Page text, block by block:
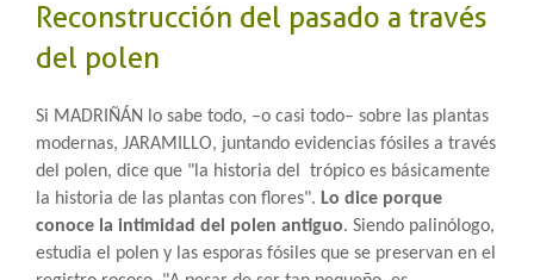
Reconstrucción del pasado a través
del polen
Si MADRIÑÁN lo sabe todo, –o casi todo– sobre las plantas
modernas, JARAMILLO, juntando evidencias fósiles a través
del polen, dice que "la historia del trópico es básicamente
la historia de las plantas con flores". Lo dice porque
conoce la intimidad del polen antiguo. Siendo palinólogo,
estudia el polen y las esporas fósiles que se preservan en el